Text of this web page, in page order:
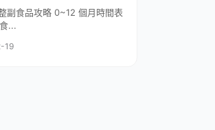
副食品攻略 0~12 個月時間表
...
19